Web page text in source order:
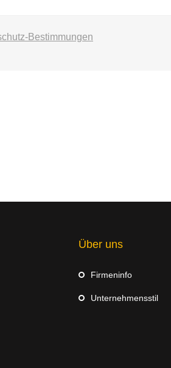
Bestimmungen
Über uns
Firmeninfo
Unternehmensstil